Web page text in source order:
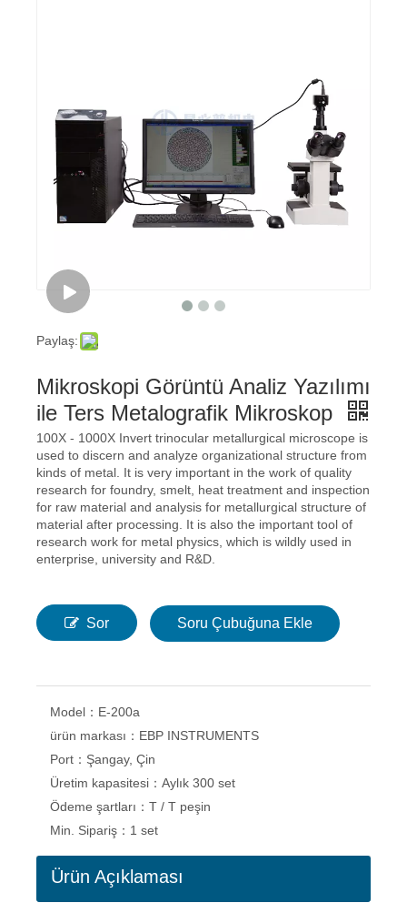
Paylaş:
Mikroskopi Görüntü Analiz Yazılımı
ile Ters Metalografik Mikroskop
100X - 1000X Invert trinocular metallurgical microscope is
used to discern and analyze organizational structure from
kinds of metal. It is very important in the work of quality
research for foundry, smelt, heat treatment and inspection
for raw material and analysis for metallurgical structure of
material after processing. It is also the important tool of
research work for metal physics, which is wildly used in
enterprise, university and R&D.
Sor Soru Çubuğuna Ekle
Model： E-200a
ürün markası： EBP INSTRUMENTS
Port： Şangay, Çin
Üretim kapasitesi： Aylık 300 set
Ödeme şartları： T / T peşin
Min. Sipariş： 1 set
Ürün Açıklaması